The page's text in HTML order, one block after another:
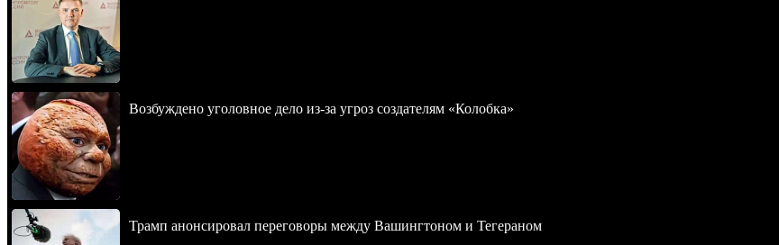
Возбуждено уголовное дело из-за угроз создателям «Колобка»
Трамп анонсировал переговоры между Вашингтоном и Тегераном